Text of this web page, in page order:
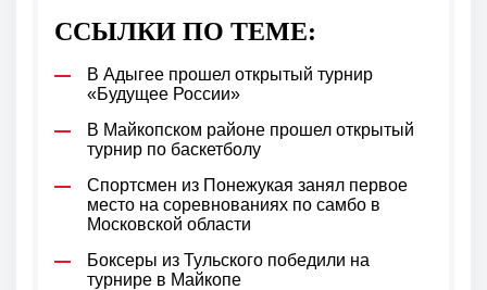
ССЫЛКИ ПО ТЕМЕ:
В Адыгее прошел открытый турнир
«Будущее России»
В Майкопском районе прошел открытый
турнир по баскетболу
Спортсмен из Понежукая занял первое
место на соревнованиях по самбо в
Московской области
Боксеры из Тульского победили на
турнире в Майкопе